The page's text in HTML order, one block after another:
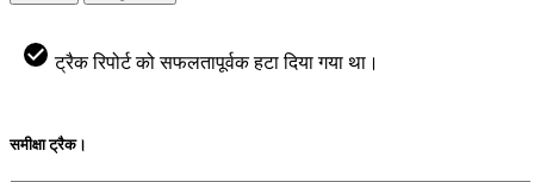
ट्रैक रिपोर्ट को सफलतापूर्वक हटा दिया गया था।
समीक्षा ट्रैक।